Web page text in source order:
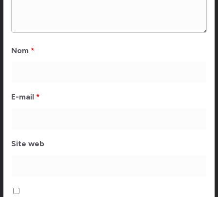
Nom *
E-mail *
Site web